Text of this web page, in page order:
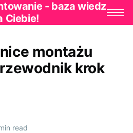
- baza wiedz
Ciebie!
montażu
krok
read